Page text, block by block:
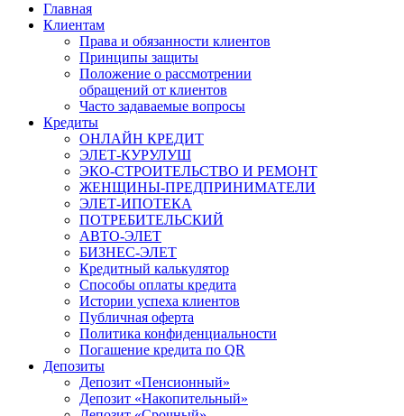
Главная
Клиентам
Права и обязанности клиентов
Принципы защиты
Положение о рассмотрении
обращений от клиентов
Часто задаваемые вопросы
Кредиты
ОНЛАЙН КРЕДИТ
ЭЛЕТ-КУРУЛУШ
ЭКО-СТРОИТЕЛЬСТВО И РЕМОНТ
ЖЕНЩИНЫ-ПРЕДПРИНИМАТЕЛИ
ЭЛЕТ-ИПОТЕКА
ПОТРЕБИТЕЛЬСКИЙ
АВТО-ЭЛЕТ
БИЗНЕС-ЭЛЕТ
Кредитный калькулятор
Способы оплаты кредита
Истории успеха клиентов
Публичная оферта
Политика конфиденциальности
Погашение кредита по QR
Депозиты
Депозит «Пенсионный»
Депозит «Накопительный»